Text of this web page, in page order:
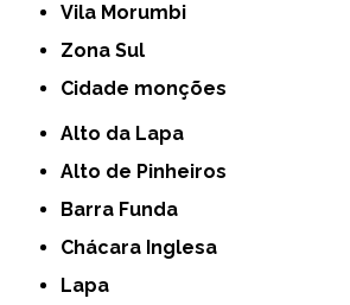
Vila Morumbi
Zona Sul
cidade monções
Alto da Lapa
Alto de Pinheiros
Barra Funda
Chácara Inglesa
Lapa